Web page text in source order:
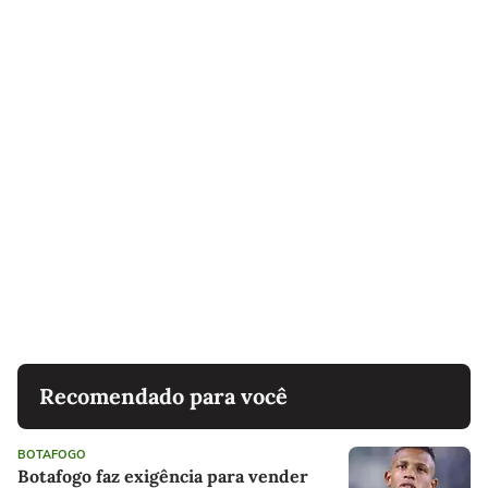
Recomendado para você
BOTAFOGO
Botafogo faz exigência para vender